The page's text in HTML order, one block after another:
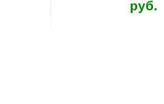
руб.